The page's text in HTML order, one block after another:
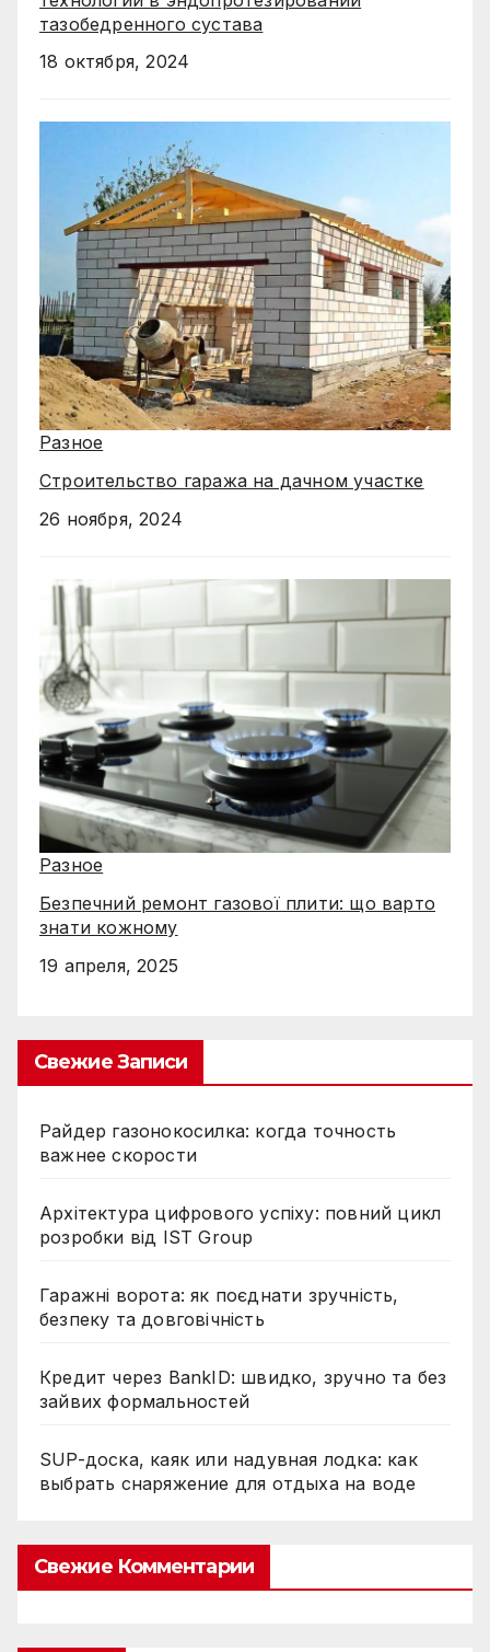
тазобедренного сустава
18 октября, 2024
Разное
Строительство гаража на дачном участке
26 ноября, 2024
Разное
Безпечний ремонт газової плити: що варто
знати кожному
19 апреля, 2025
Свежие Записи
Райдер газонокосилка: когда точность
важнее скорости
Архітектура цифрового успіху: повний цикл
розробки від IST Group
Гаражні ворота: як поєднати зручність,
безпеку та довговічність
Кредит через BankID: швидко, зручно та без
зайвих формальностей
SUP-доска, каяк или надувная лодка: как
выбрать снаряжение для отдыха на воде
Свежие Комментарии